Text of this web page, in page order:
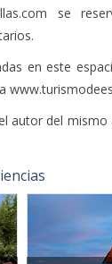
se
en este
autor del